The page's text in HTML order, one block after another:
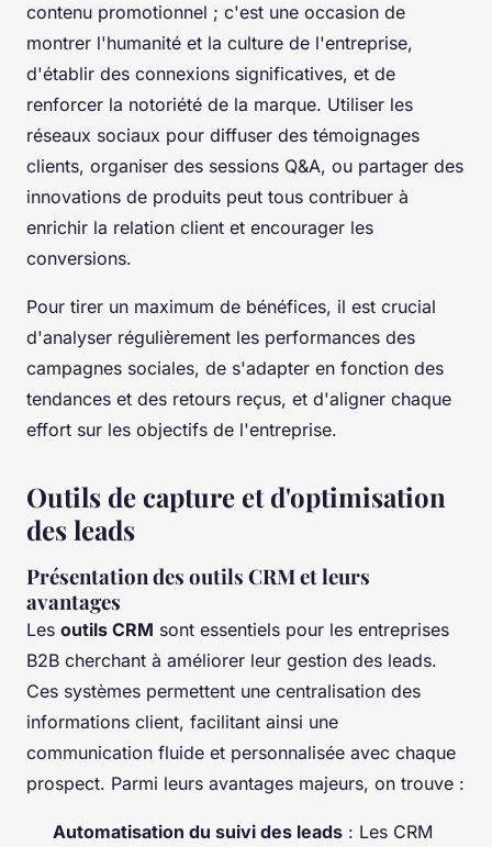
contenu promotionnel ; c'est une occasion de
montrer l'humanité et la culture de l'entreprise,
d'établir des connexions significatives, et de
renforcer la notoriété de la marque. Utiliser les
réseaux sociaux pour diffuser des témoignages
clients, organiser des sessions Q&A, ou partager des
innovations de produits peut tous contribuer à
enrichir la relation client et encourager les
conversions.
Pour tirer un maximum de bénéfices, il est crucial
d'analyser régulièrement les performances des
campagnes sociales, de s'adapter en fonction des
tendances et des retours reçus, et d'aligner chaque
effort sur les objectifs de l'entreprise.
Outils de capture et d'optimisation
des leads
Présentation des outils CRM et leurs
avantages
Les outils CRM sont essentiels pour les entreprises
B2B cherchant à améliorer leur gestion des leads.
Ces systèmes permettent une centralisation des
informations client, facilitant ainsi une
communication fluide et personnalisée avec chaque
prospect. Parmi leurs avantages majeurs, on trouve :
Automatisation du suivi des leads : Les CRM